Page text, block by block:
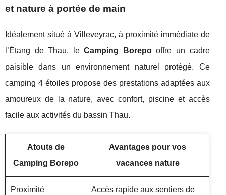
et nature à portée de main
Idéalement situé à Villeveyrac, à proximité immédiate de
l’Étang de Thau, leCamping Borepooffre un cadre
paisible dans un environnement naturel protégé. Ce
camping 4 étoiles propose des prestations adaptées aux
amoureux de la nature, avec confort, piscine et accès
facile aux activités du bassin Thau.
Atouts de
Camping Borepo
Avantages pour vos
vacances nature
Proximité
Accès rapide aux sentiers de